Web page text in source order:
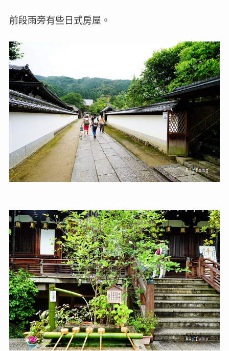
前段雨旁有些日式房屋。